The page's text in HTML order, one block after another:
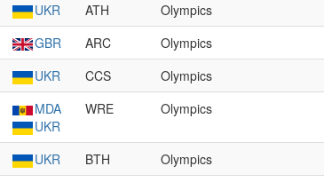
UKR ATH Olympics
GBR ARC Olympics
UKR CCS Olympics
MDA
UKR
WRE Olympics
UKR BTH Olympics